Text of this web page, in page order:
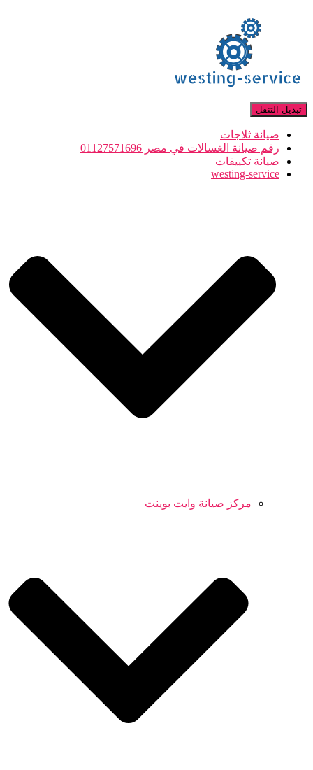
تبديل التنقل
صيانة ثلاجات
رقم صيانة الغسالات في مصر 01127571696
صيانة تكييفات
westing-service
مركز صيانة وايت بوينت